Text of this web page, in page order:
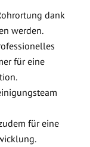
dank
werden.
für eine
für eine